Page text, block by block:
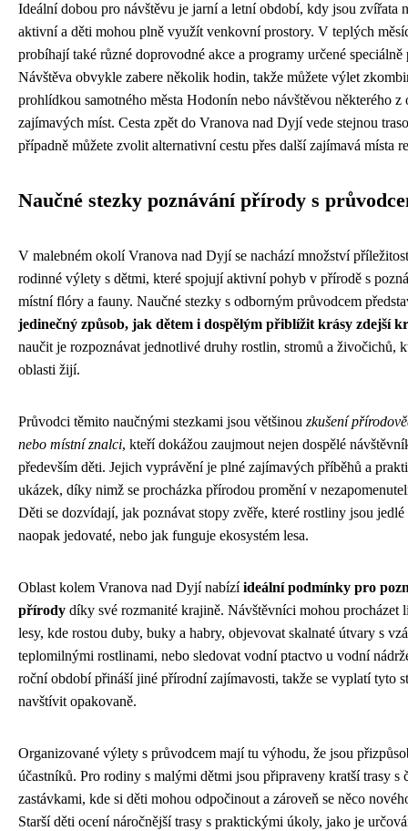
Ideální dobou pro návštěvu je jarní a letní období, kdy jsou zvířata
aktivní a děti mohou plně využít venkovní prostory. V teplých
probíhají také různé doprovodné akce a programy určené speciálně
Návštěva obvykle zabere několik hodin, takže můžete výlet
prohlídkou samotného města Hodonín nebo návštěvou některého z
zajímavých míst. Cesta zpět do Vranova nad Dyjí vede stejnou
případně můžete zvolit alternativní cestu přes další zajímavá místa
Naučné stezky poznávání přírody s
V malebném okolí Vranova nad Dyjí se nachází množství
rodinné výlety s dětmi, které spojují aktivní pohyb v přírodě s
místní flóry a fauny. Naučné stezky s odborným průvodcem
jedinečný způsob, jak dětem i dospělým přiblížit krásy zdejší
naučit je rozpoznávat jednotlivé druhy rostlin, stromů a živočichů,
oblasti žijí.
Průvodci těmito naučnými stezkami jsou většinou zkušení
nebo místní znalci, kteří dokážou zaujmout nejen dospělé
především děti. Jejich vyprávění je plné zajímavých příběhů a
ukázek, díky nimž se procházka přírodou promění v
Děti se dozvídají, jak poznávat stopy zvěře, které rostliny jsou jedlé
naopak jedovaté, nebo jak funguje ekosystém lesa.
Oblast kolem Vranova nad Dyjí nabízíideální podmínky pro
přírody díky své rozmanité krajině. Návštěvníci mohou procházet
lesy, kde rostou duby, buky a habry, objevovat skalnaté útvary s
teplomilnými rostlinami, nebo sledovat vodní ptactvo u vodní
roční období přináší jiné přírodní zajímavosti, takže se vyplatí tyto
navštívit opakovaně.
Organizované výlety s průvodcem mají tu výhodu, že jsou
účastníků. Pro rodiny s malými dětmi jsou připraveny kratší trasy s
zastávkami, kde si děti mohou odpočinout a zároveň se něco
Starší děti ocení náročnější trasy s praktickými úkoly, jako je